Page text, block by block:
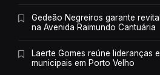
Gedeão Negreiros garante
na Avenida Raimundo Cantuária
Laerte Gomes reúne lideranças
municipais em Porto Velho